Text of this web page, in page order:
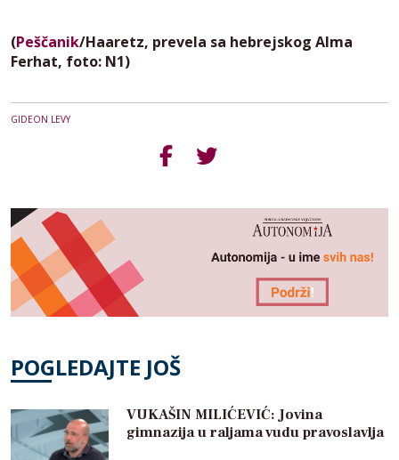
(Peščanik/Haaretz, prevela sa hebrejskog Alma
Ferhat, foto: N1)
GIDEON LEVY
POGLEDAJTE JOŠ
VUKAŠIN MILIĆEVIĆ: Jovina
gimnazija u raljama vudu pravoslavlja